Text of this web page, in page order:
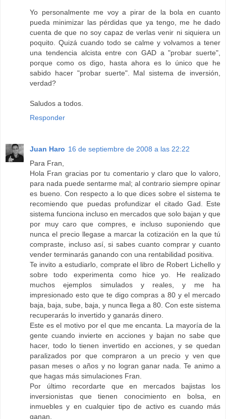
Yo personalmente me voy a pirar de la bola en cuanto
pueda minimizar las pérdidas que ya tengo, me he dado
cuenta de que no soy capaz de verlas venir ni siquiera un
poquito. Quizá cuando todo se calme y volvamos a tener
una tendencia alcista entre con GAD a "probar suerte",
porque como os digo, hasta ahora es lo único que he
sabido hacer "probar suerte". Mal sistema de inversión,
verdad?
Saludos a todos.
Responder
Juan Haro 16 de septiembre de 2008 a las 22:22
Para Fran,
Hola Fran gracias por tu comentario y claro que lo valoro,
para nada puede sentarme mal; al contrario siempre opinar
es bueno. Con respecto a lo que dices sobre el sistema te
recomiendo que puedas profundizar el citado Gad. Este
sistema funciona incluso en mercados que solo bajan y que
por muy caro que compres, e incluso suponiendo que
nunca el precio llegase a marcar la cotización en la que tú
compraste, incluso así, si sabes cuanto comprar y cuanto
vender terminarás ganando con una rentabilidad positiva.
Te invito a estudiarlo, comprate el libro de Robert Lichello y
sobre todo experimenta como hice yo. He realizado
muchos ejemplos simulados y reales, y me ha
impresionado esto que te digo compras a 80 y el mercado
baja, baja, sube, baja, y nunca llega a 80. Con este sistema
recuperarás lo invertido y ganarás dinero.
Este es el motivo por el que me encanta. La mayoría de la
gente cuando invierte en acciones y bajan no sabe que
hacer, todo lo tienen invertido en acciones, y se quedan
paralizados por que compraron a un precio y ven que
pasan meses o años y no logran ganar nada. Te animo a
que hagas más simulaciones Fran.
Por último recordarte que en mercados bajistas los
inversionistas que tienen conocimiento en bolsa, en
inmuebles y en cualquier tipo de activo es cuando más
ganan.